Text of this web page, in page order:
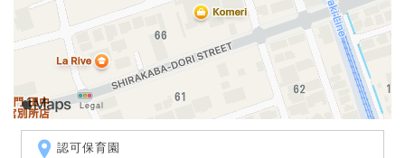
認可保育園